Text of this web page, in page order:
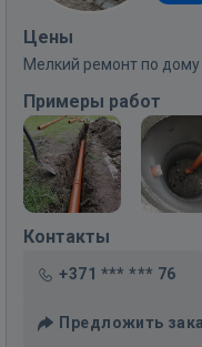
Цены
Мелкий ремонт по дому
Примеры работ
Контакты
+371 *** *** 76
Предложить